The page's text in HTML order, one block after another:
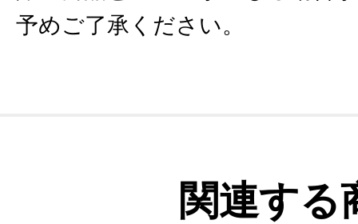
予めご了承ください。
関連する